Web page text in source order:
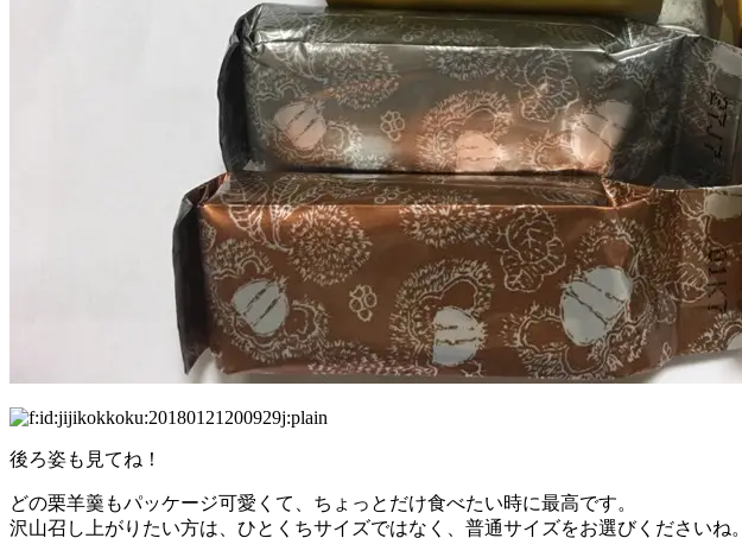
後ろ姿も見てね！
どの栗羊羹もパッケージ可愛くて、ちょっとだけ食べたい時に最高です。
沢山召し上がりたい方は、ひとくちサイズではなく、普通サイズをお選びくださいね。